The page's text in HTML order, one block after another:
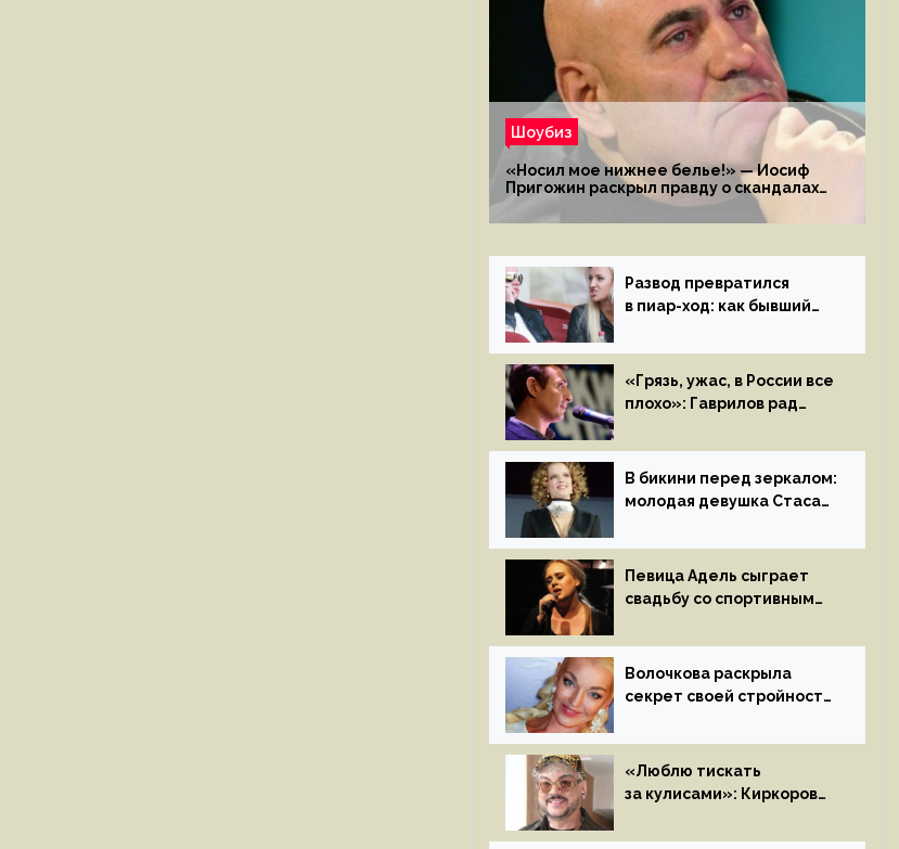
Шоубиз
«Носил мое нижнее белье!» — Иосиф
Пригожин раскрыл правду о скандалах
с мужем своей экс-жены
Развод превратился
в пиар-ход: как бывший
популярной
«Грязь, ужас, в России все
плохо»: Гаврилов рад
иноагентов
В бикини перед зеркалом:
молодая девушка Стаса
на камеру
Певица Адель сыграет
свадьбу со спортивным
этим летом
Волочкова раскрыла
секрет своей стройности:
страстные…»
«Люблю тискать
за кулисами»: Киркоров
к молодой особе